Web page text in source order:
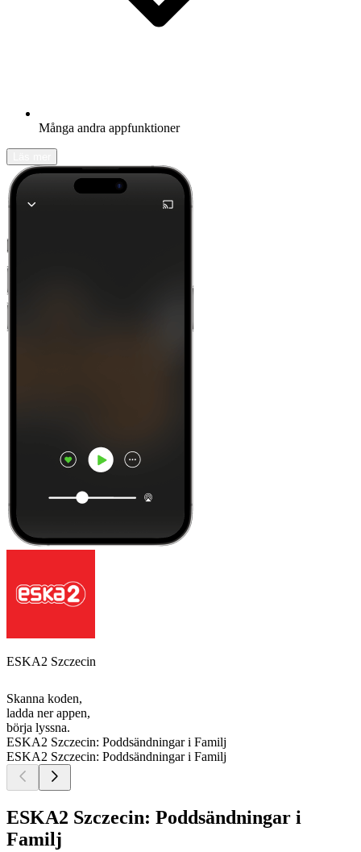
Många andra appfunktioner
ESKA2 Szczecin
Skanna koden,
ladda ner appen,
börja lyssna.
ESKA2 Szczecin: Poddsändningar i Familj
ESKA2 Szczecin: Poddsändningar i Familj
ESKA2 Szczecin: Poddsändningar i
Familj